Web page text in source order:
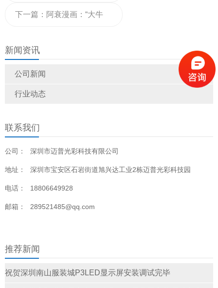
新闻资讯
公司新闻
行业动态
联系我们
公司： 深圳市迈普光彩科技有限公司
地址： 深圳市宝安区石岩街道旭兴达工业2栋迈普光彩科技园
电话： 18806649928
邮箱： 289521485@qq.com
推荐新闻
祝贺深圳南山服装城P3LED显示屏安装调试完毕
让你得到什么好处
下一篇： 阿衰漫画：“大牛
后，活似证券交易所